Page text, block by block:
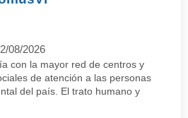
08/2026
con la mayor red de centros y
de atención a las personas
del país. El trato humano y